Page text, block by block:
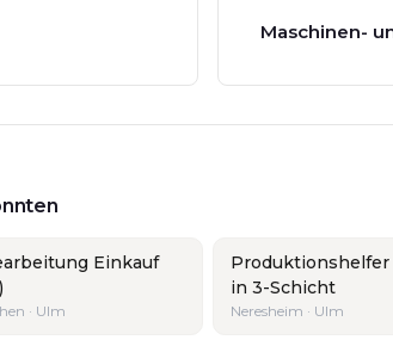
Maschinen-
Einkauf
· Ulm
Produktionshelfer
in 3-Schicht
Neresheim · Ulm